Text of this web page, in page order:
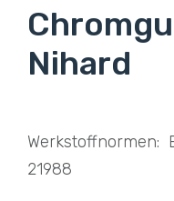
Nihard
Werkstoffnormen:
21988